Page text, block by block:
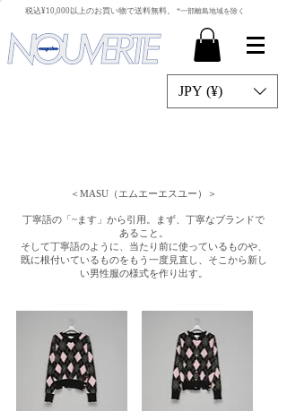
​税込¥10,000以上のお買い物で送料無料。 *一部離島地域を除く
JPY (¥)
＜MASU（エムエーエスユー）＞
丁寧語の「~ます」から引用。まず、丁寧なブランドで
あること。
そして丁寧語のように、当たり前に使っているものや、
既に根付いているものをもう一度見直し、そこから新し
い男性服の様式を作り出す。